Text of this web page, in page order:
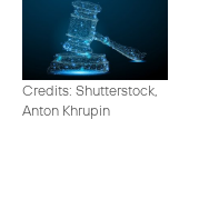
Credits: Shutterstock,
Anton Khrupin